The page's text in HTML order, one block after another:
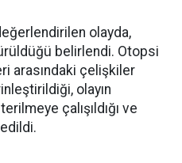
olayda,
belirlendi. Otopsi
arasındaki çelişkiler
olayın
çalışıldığı ve